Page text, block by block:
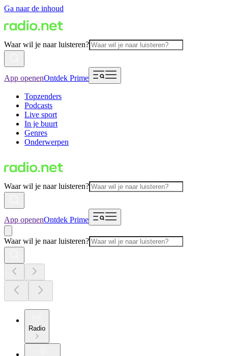
Ga naar de inhoud
Waar wil je naar luisteren?
App openenOntdek Prime
Topzenders
Podcasts
Live sport
In je buurt
Genres
Onderwerpen
Waar wil je naar luisteren?
App openenOntdek Prime
Waar wil je naar luisteren?
Radio